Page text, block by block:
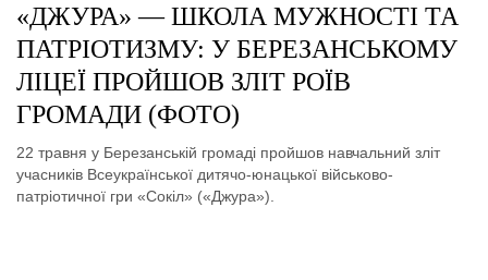
«ДЖУРА» — ШКОЛА МУЖНОСТІ ТА
ПАТРІОТИЗМУ: У БЕРЕЗАНСЬКОМУ
ЛІЦЕЇ ПРОЙШОВ ЗЛІТ РОЇВ
ГРОМАДИ (ФОТО)
22 травня у Березанській громаді пройшов навчальний зліт
учасників Всеукраїнської дитячо-юнацької військово-
патріотичної гри «Сокіл» («Джура»).